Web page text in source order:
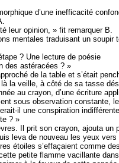
d’une inefficacité
leur opinion, » fit remarquer B.
mentales traduisant un soupir
? Une lecture de poésie
des astéracées ? »
de la table et s’était
la veille, à côté de sa tasse
au crayon, d’une écriture
sous observation constante,
il une conspiration
? »
Il prit son crayon, ajouta un
leva de nouveau les yeux vers
étoiles s’effaçaient comme des
petite flamme vacillante